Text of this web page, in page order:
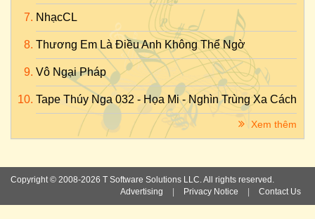
NhạcCL
Thương Em Là Điều Anh Không Thể Ngờ
Vô Ngại Pháp
Tape Thúy Nga 032 - Họa Mi - Nghìn Trùng Xa Cách
Xem thêm
Copyright © 2008-2026 T Software Solutions LLC. All rights reserved.
Advertising
Privacy Notice Contact Us